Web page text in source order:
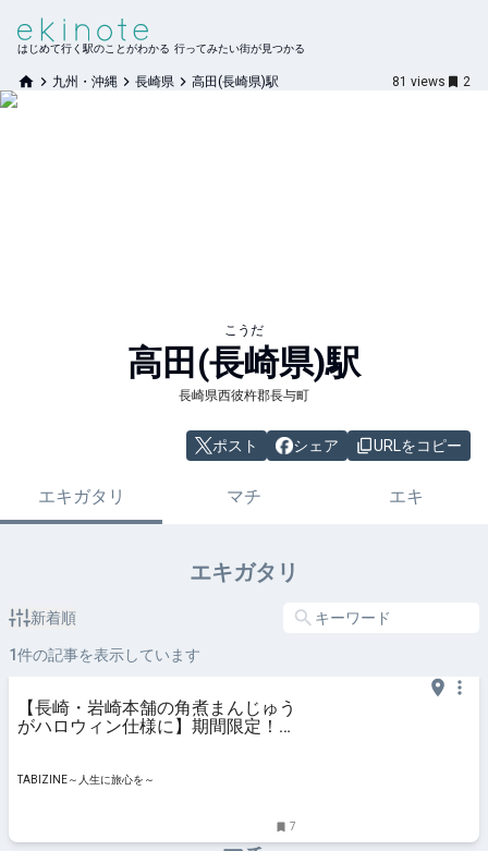
はじめて行く駅のことがわかる 行ってみたい街が見つかる
九州・沖縄 長崎県 高田(長崎県)駅 81 views 2
こうだ
高田(長崎県)駅
長崎県西彼杵郡長与町
ポスト シェア URLをコピー
エキガタリ マチ エキ
エキガタリ
新着順
1件の記事を表示しています
【長崎・岩崎本舗の角煮まんじゅう
がハロウィン仕様に】期間限定！ジ
TABIZINE～人生に旅心を～
7